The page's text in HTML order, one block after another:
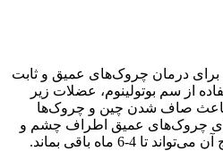
درمان چروک‌های عمیق و ثابت
از سم بوتولینوم، عضلات زیر
باعث صاف شدن چین و چروک‌ها
چروک‌های عمیق اطراف چشم و
4-6 ماه باقی بماند.